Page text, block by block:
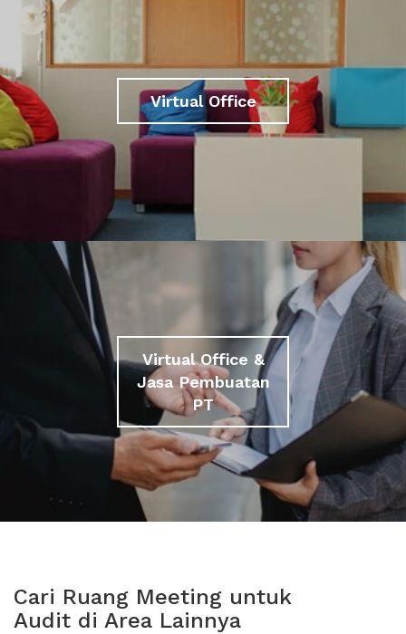
Virtual Office
Virtual Office &
Jasa Pembuatan
PT
Cari Ruang Meeting untuk
Audit di Area Lainnya